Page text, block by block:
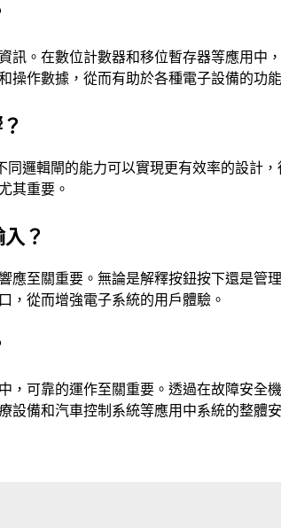
訊。在數位計數器和移位暫存器等應用中
操作數據，從而有助於各種電子設備的功能
邏輯閘的能力可以實現更有效率的設計
其重要。
？
應至關重要。無論是解釋按鈕按下還是管
，從而增強電子系統的用戶體驗。
，可靠的運作至關重要。透過在故障安全
設備和汽車控制系統等應用中系統的整體